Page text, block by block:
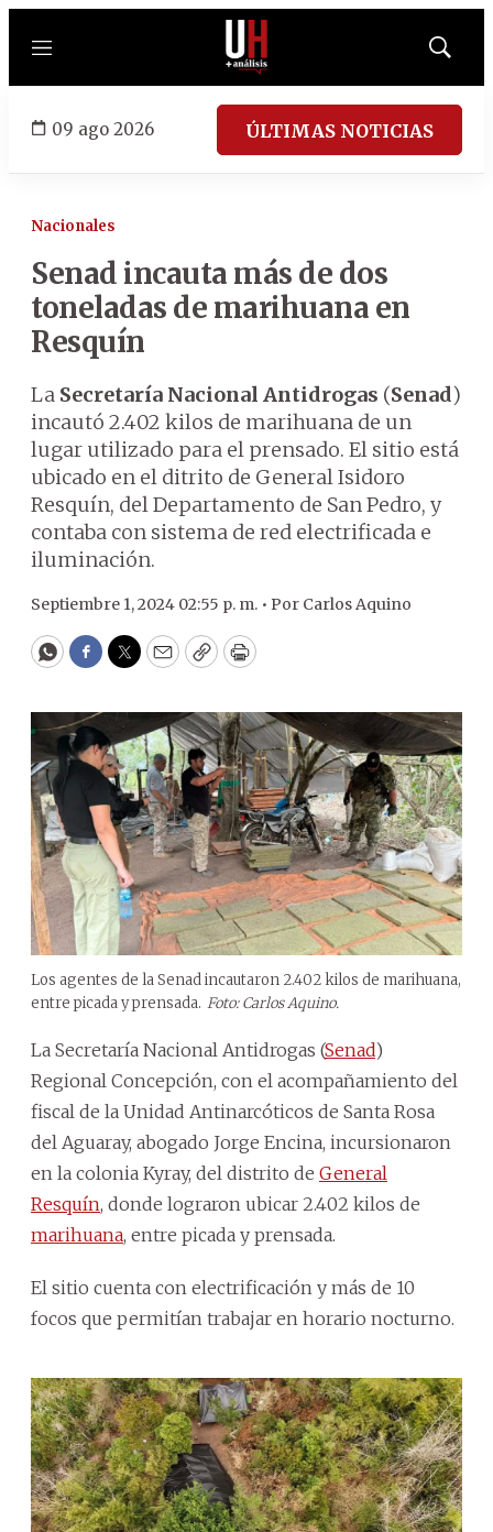
Menú
Mostrar
09 ago 2026 ÚLTIMAS NOTICIAS
Nacionales
Senad incauta más de dos
toneladas de marihuana en
Resquín
La Secretaría Nacional Antidrogas (Senad)
incautó 2.402 kilos de marihuana de un
lugar utilizado para el prensado. El sitio está
ubicado en el ditrito de General Isidoro
Resquín, del Departamento de San Pedro, y
contaba con sistema de red electrificada e
iluminación.
Septiembre 1, 2024 02:55 p. m. • Por Carlos Aquino
WhatsApp
Facebook
Twitter
EmailCopyPrint
Los agentes de la Senad incautaron 2.402 kilos de marihuana,
entre picada y prensada. Foto: Carlos Aquino.
La Secretaría Nacional Antidrogas (Senad)
Regional Concepción, con el acompañamiento del
fiscal de la Unidad Antinarcóticos de Santa Rosa
del Aguaray, abogado Jorge Encina, incursionaron
en la colonia Kyray, del distrito de General
Resquín, donde lograron ubicar 2.402 kilos de
marihuana, entre picada y prensada.
El sitio cuenta con electrificación y más de 10
focos que permitían trabajar en horario nocturno.